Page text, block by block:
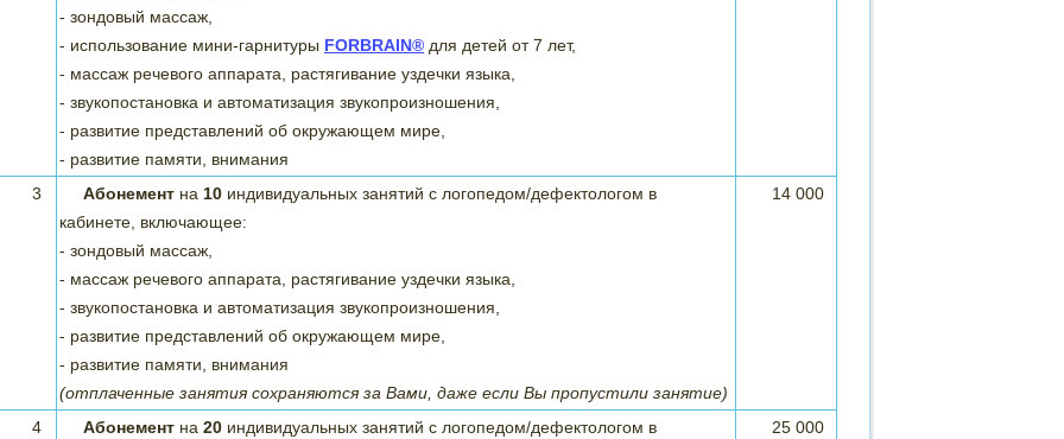
- зондовый массаж,
- использование мини-гарнитуры FORBRAIN® для детей от 7 лет,
- массаж речевого аппарата, растягивание уздечки языка,
- звукопостановка и автоматизация звукопроизношения,
- развитие представлений об окружающем мире,
- развитие памяти, внимания
3 Абонемент на 10 индивидуальных занятий с логопедом/дефектологом в
кабинете, включающее:
- зондовый массаж,
- массаж речевого аппарата, растягивание уздечки языка,
- звукопостановка и автоматизация звукопроизношения,
- развитие представлений об окружающем мире,
- развитие памяти, внимания
(отплаченные занятия сохраняются за Вами, даже если Вы пропустили занятие)
14 000
4 Абонемент на 20 индивидуальных занятий с логопедом/дефектологом в
25 000